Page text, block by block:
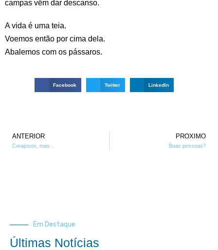
campas vêm dar descanso.
A vida é uma teia.
Voemos então por cima dela.
Abalemos com os pássaros.
Facebook Twitter LinkedIn
ANTERIOR
Corajosos, mas…
PROXIMO
Boas pessoas?
Em Destaque
Últimas Notícias